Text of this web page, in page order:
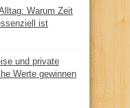
Warum Zeit
ist
und private
Werte gewinnen